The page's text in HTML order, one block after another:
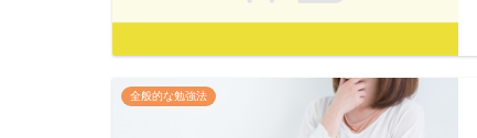
全般的な勉強法